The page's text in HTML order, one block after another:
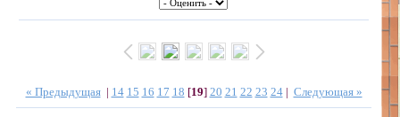
« Предыдущая| 14 15 16 17 18 [19] 20 21 22 23 24| Следующая »